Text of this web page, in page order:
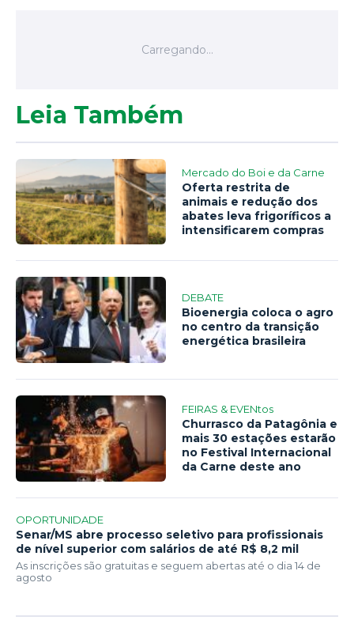
Leia Também
Mercado do Boi e da Carne
Oferta restrita de
animais e redução dos
abates leva frigoríficos a
intensificarem compras
DEBATE
Bioenergia coloca o agro
no centro da transição
energética brasileira
FEIRAS & EVENtos
Churrasco da Patagônia e
mais 30 estações estarão
no Festival Internacional
da Carne deste ano
OPORTUNIDADE
Senar/MS abre processo seletivo para profissionais
de nível superior com salários de até R$ 8,2 mil
As inscrições são gratuitas e seguem abertas até o dia 14 de
agosto